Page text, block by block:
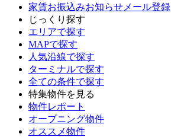
家賃お振込みお知らせメール登録
じっくり探す
エリアで探す
MAPで探す
人気沿線で探す
ターミナルで探す
全ての条件で探す
特集物件を見る
物件レポート
オープニング物件
オススメ物件